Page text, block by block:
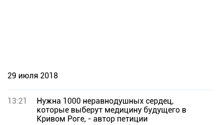
29 июля 2018
13:21
Нужна 1000 неравнодушных сердец,
которые выберут медицину будущего в
Кривом Роге, - автор петиции